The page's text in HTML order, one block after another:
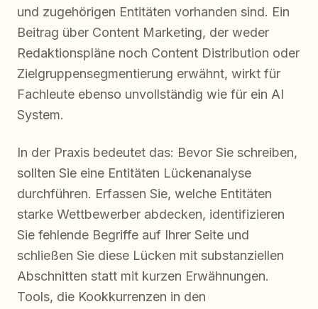
und zugehörigen Entitäten vorhanden sind. Ein
Beitrag über Content Marketing, der weder
Redaktionspläne noch Content Distribution oder
Zielgruppensegmentierung erwähnt, wirkt für
Fachleute ebenso unvollständig wie für ein AI
System.
In der Praxis bedeutet das: Bevor Sie schreiben,
sollten Sie eine Entitäten Lückenanalyse
durchführen. Erfassen Sie, welche Entitäten
starke Wettbewerber abdecken, identifizieren
Sie fehlende Begriffe auf Ihrer Seite und
schließen Sie diese Lücken mit substanziellen
Abschnitten statt mit kurzen Erwähnungen.
Tools, die Kookkurrenzen in den